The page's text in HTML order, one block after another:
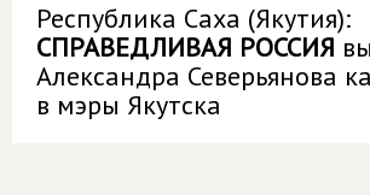
Республика Саха (Якутия):
СПРАВЕДЛИВАЯ РОССИЯ
Александра Северьянова
в мэры Якутска